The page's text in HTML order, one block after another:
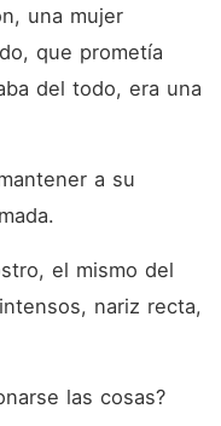
una mujer
que prometía
del todo, era una
a su
el mismo del
nariz recta,
las cosas?